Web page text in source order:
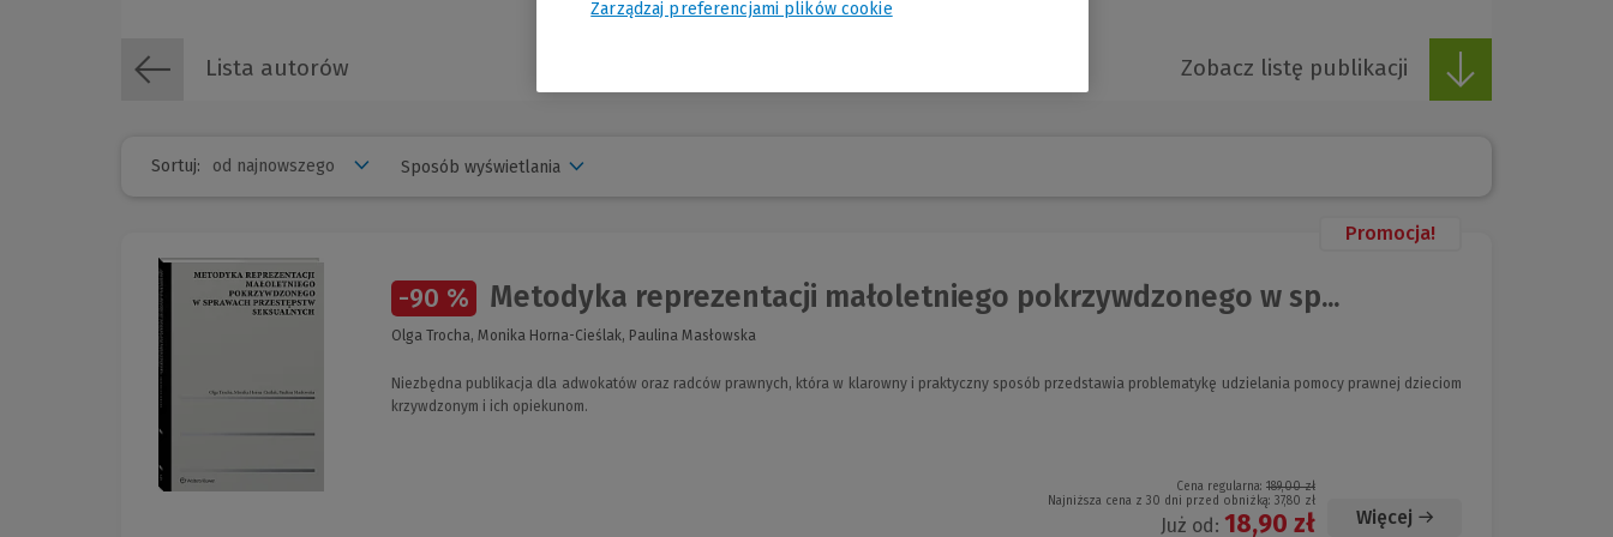
Lista autorów Zobacz listę publikacji
Sortuj: Sposób wyświetlania
Promocja!
-90 % Metodyka reprezentacji małoletniego pokrzywdzonego w sp...
Olga Trocha, Monika Horna-Cieślak, Paulina Masłowska
Niezbędna publikacja dla adwokatów oraz radców prawnych, która w klarowny i praktyczny sposób przedstawia problematykę udzielania pomocy prawnej dzieciom
krzywdzonym i ich opiekunom.
Cena regularna: 189,00 zł
Najniższa cena z 30 dni przed obniżką: 37,80 zł
Już od: 18,90 zł Więcej
Zarządzaj preferencjami plików cookie